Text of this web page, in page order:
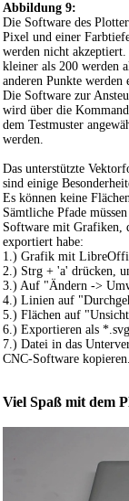
Abbildung 9:
Die Software des
Pixel und einer
werden nicht
kleiner als 200 werden
anderen Punkte werden
Die Software zur
wird über die
dem Testmuster
werden.
Das unterstützte
sind einige
Es können keine
Sämtliche Pfade
Software mit Grafiken,
exportiert habe:
1.) Grafik mit
2.) Strg + 'a' drücken,
3.) Auf "Ändern ->
4.) Linien auf
5.) Flächen auf
6.) Exportieren als *.svg
7.) Datei in das
CNC-Software kopieren.
Viel Spaß mit dem